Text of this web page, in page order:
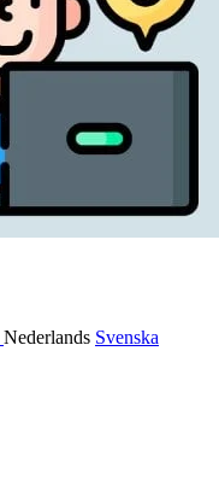
Nederlands Svenska